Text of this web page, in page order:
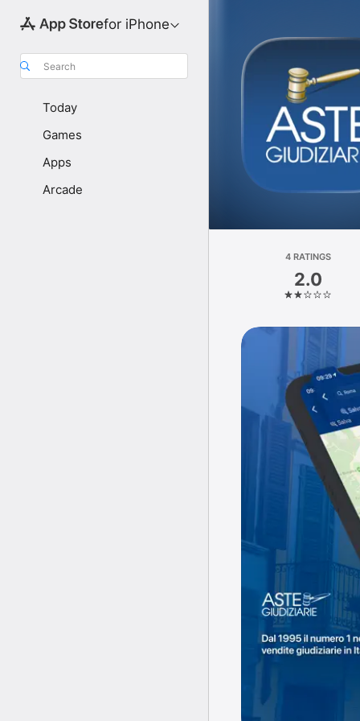
for iPhone
Search
Today
Games
Apps
Arcade
4 RATINGS
2.0